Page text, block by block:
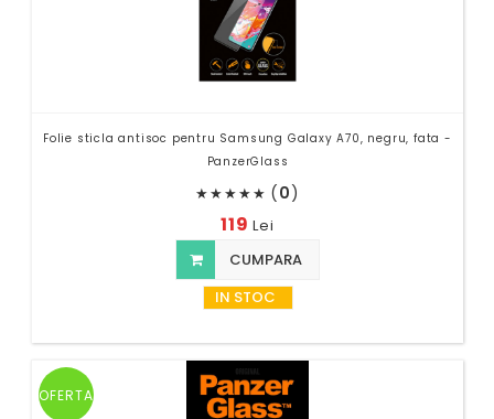
Folie sticla antisoc pentru Samsung Galaxy A70, negru, fata -
PanzerGlass
★★★★★ (0)
119Lei
CUMPARA
IN STOC
OFERTA